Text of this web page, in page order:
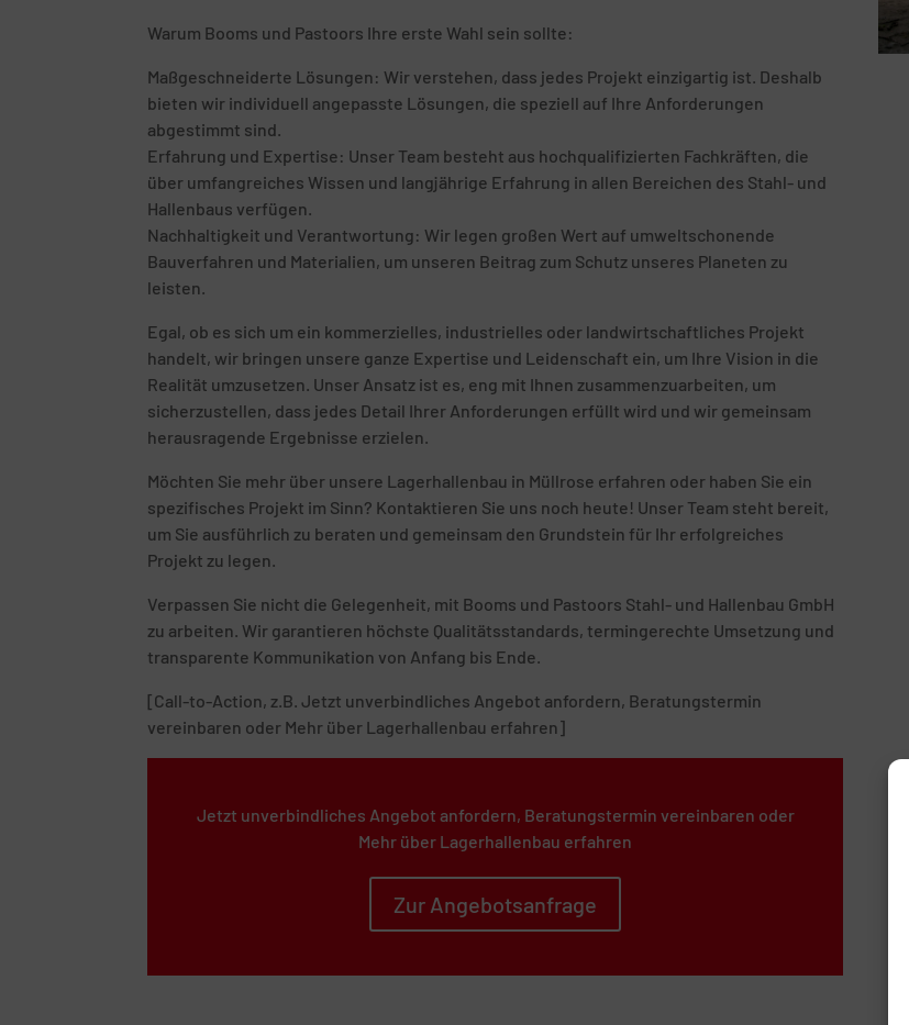
Warum Booms und Pastoors Ihre erste Wahl sein sollte:
Maßgeschneiderte Lösungen: Wir verstehen, dass jedes Projekt einzigartig ist. Deshalb
bieten wir individuell angepasste Lösungen, die speziell auf Ihre Anforderungen
abgestimmt sind.
Erfahrung und Expertise: Unser Team besteht aus hochqualifizierten Fachkräften, die
über umfangreiches Wissen und langjährige Erfahrung in allen Bereichen des Stahl- und
Hallenbaus verfügen.
Nachhaltigkeit und Verantwortung: Wir legen großen Wert auf umweltschonende
Bauverfahren und Materialien, um unseren Beitrag zum Schutz unseres Planeten zu
leisten.
Egal, ob es sich um ein kommerzielles, industrielles oder landwirtschaftliches Projekt
handelt, wir bringen unsere ganze Expertise und Leidenschaft ein, um Ihre Vision in die
Realität umzusetzen. Unser Ansatz ist es, eng mit Ihnen zusammenzuarbeiten, um
sicherzustellen, dass jedes Detail Ihrer Anforderungen erfüllt wird und wir gemeinsam
herausragende Ergebnisse erzielen.
Möchten Sie mehr über unsere Lagerhallenbau in Müllrose erfahren oder haben Sie ein
spezifisches Projekt im Sinn? Kontaktieren Sie uns noch heute! Unser Team steht bereit,
um Sie ausführlich zu beraten und gemeinsam den Grundstein für Ihr erfolgreiches
Projekt zu legen.
Verpassen Sie nicht die Gelegenheit, mit Booms und Pastoors Stahl- und Hallenbau GmbH
zu arbeiten. Wir garantieren höchste Qualitätsstandards, termingerechte Umsetzung und
transparente Kommunikation von Anfang bis Ende.
[Call-to-Action, z.B. Jetzt unverbindliches Angebot anfordern, Beratungstermin
vereinbaren oder Mehr über Lagerhallenbau erfahren]
Jetzt unverbindliches Angebot anfordern, Beratungstermin vereinbaren oder
Mehr über Lagerhallenbau erfahren
Zur Angebotsanfrage